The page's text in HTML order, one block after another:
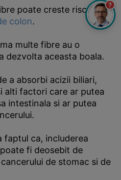
poate creste riscul
colon.
multe fibre au o
dezvolta aceasta boala.
a absorbi acizii biliari,
alti factori care ar putea
intestinala si ar putea
faptul ca, includerea
fi deosebit de
de stomac si de
?